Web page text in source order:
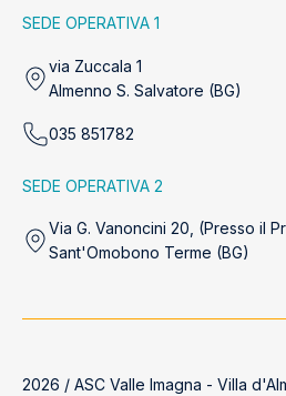
SEDE OPERATIVA 1
via Zuccala 1
Almenno S. Salvatore (BG)
035 851782
SEDE OPERATIVA 2
Via G. Vanoncini 20, (Presso il
Sant'Omobono Terme (BG)
2026 / ASC Valle Imagna - Villa